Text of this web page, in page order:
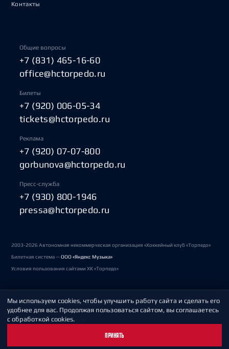
Контакты
Общие вопросы
+7 (831) 465-16-60
office@hctorpedo.ru
Билеты
+7 (920) 006-05-34
tickets@hctorpedo.ru
Реклама
+7 (920) 07-07-800
gorbunova@hctorpedo.ru
Пресс-служба
+7 (930) 800-1946
pressa@hctorpedo.ru
2003-2026 Автономная некоммерческая организация «Хоккейный клуб «Торпедо»
Билетная система —ООО «Яндекс Музыка»
Условия пользования сайтами ХК «Торпедо»
Политика обработки персональных данных
Пользовательское соглашение
Мы используем cookies, чтобы улучшить работу сайта и сделать его
удобнее для вас. Продолжая пользоваться сайтом, вы соглашаетесь
с обработкой cookies.
ПРИНЯТЬ